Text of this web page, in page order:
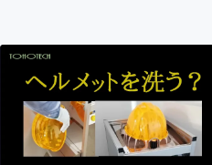
テクノロジー・ガジ
映像・映画